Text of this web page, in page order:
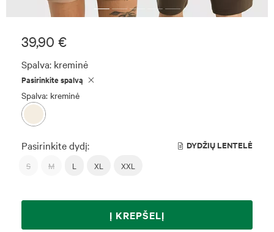
39,90 €
Spalva: kreminė
Pasirinkite spalvą
Spalva: kreminė
Pasirinkite dydį: DYDŽIŲ LENTELĖ
S M L XL XXL
Į KREPŠELĮ